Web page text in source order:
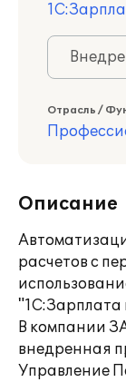
Отрасль /
Описание
расчетов с
"1С:Зарплата
В компании
внедренная
Управление